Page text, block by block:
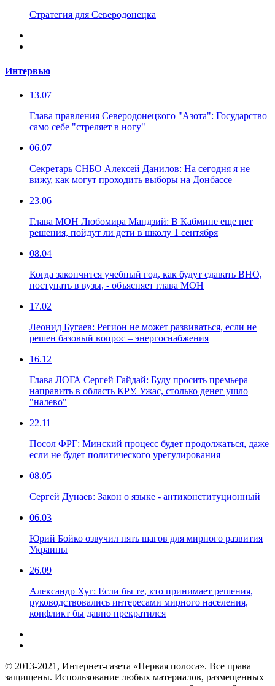
Стратегия для Северодонецка
Интервью
13.07
Глава правления Северодонецкого "Азота": Государство
само себе "стреляет в ногу"
06.07
Секретарь СНБО Алексей Данилов: На сегодня я не
вижу, как могут проходить выборы на Донбассе
23.06
Глава МОН Любомира Мандзий: В Кабмине еще нет
решения, пойдут ли дети в школу 1 сентября
08.04
Когда закончится учебный год, как будут сдавать ВНО,
поступать в вузы, - объясняет глава МОН
17.02
Леонид Бугаев: Регион не может развиваться, если не
решен базовый вопрос – энергоснабжения
16.12
Глава ЛОГА Сергей Гайдай: Буду просить премьера
направить в область КРУ. Ужас, столько денег ушло
"налево"
22.11
Посол ФРГ: Минский процесс будет продолжаться, даже
если не будет политического урегулирования
08.05
Сергей Дунаев: Закон о языке - антиконституционный
06.03
Юрий Бойко озвучил пять шагов для мирного развития
Украины
26.09
Александр Хуг: Если бы те, кто принимает решения,
руководствовались интересами мирного населения,
конфликт бы давно прекратился
© 2013-2021, Интернет-газета «Первая полоса». Все права
защищены. Использование любых материалов, размещенных